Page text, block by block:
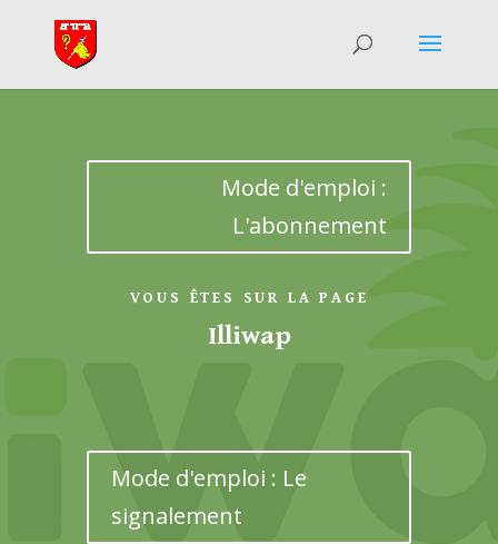
Mode d'emploi :
L'abonnement
VOUS ÊTES SUR LA PAGE
Illiwap
Mode d'emploi : Le
signalement